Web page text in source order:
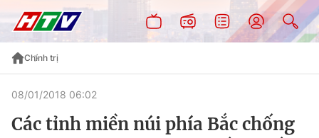
Chính trị
08/01/2018 06:02
Các tỉnh miền núi phía Bắc chống